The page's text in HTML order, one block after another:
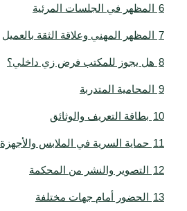
6 المظهر في الجلسات المرئية
7 المظهر المهني وعلاقة الثقة بالعميل
8 هل يجوز للمكتب فرض زي داخلي؟
9 المحامية المتدربة
10 بطاقة التعريف والوثائق
11 حماية السرية في الملابس والأجهزة
12 التصوير والنشر من المحكمة
13 الحضور أمام جهات مختلفة